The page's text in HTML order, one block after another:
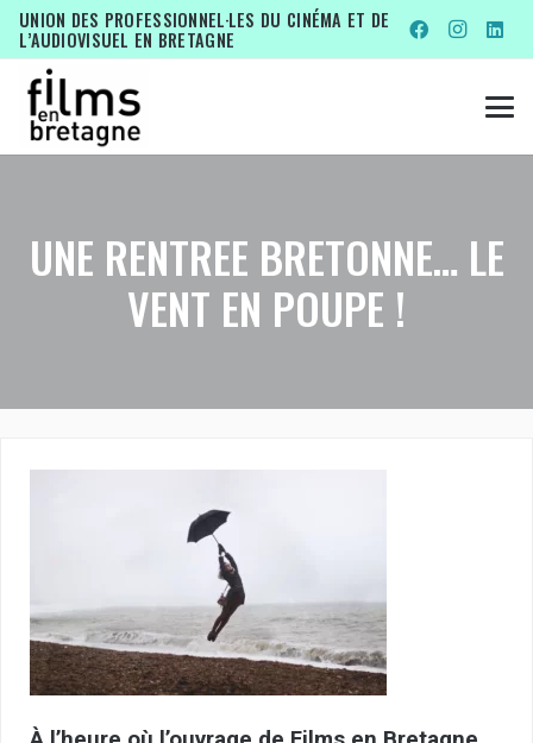
UNION DES PROFESSIONNEL·LES DU CINÉMA ET DE
L’AUDIOVISUEL EN BRETAGNE
UNE RENTREE BRETONNE… LE
VENT EN POUPE !